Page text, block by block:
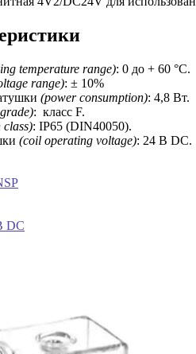
temperature range): 0 до + 60 °C.
range): ± 10%
(power consumption): 4,8 Вт.
: класс F.
class): IP65 (DIN40050).
(coil operating voltage): 24 В DС.
DC